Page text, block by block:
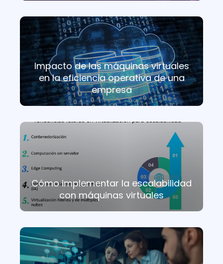
Impacto de las máquinas virtuales
en la eficiencia operativa de una
empresa
Cómo implementar la escalabilidad
con máquinas virtuales